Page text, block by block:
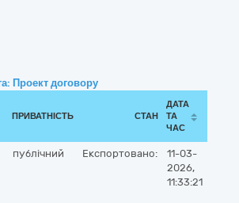
Проект договору
ПРИВАТНІСТЬ СТАН
ДАТА
ТА
ЧАС
публічний Експортовано:
11-03-
2026,
11:33:21